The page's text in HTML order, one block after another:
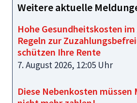
Weitere aktuelle
Hohe Gesundheitskosten im
Regeln zur
schützen Ihre Rente
7. August 2026, 12:05 Uhr
Diese Nebenkosten müssen